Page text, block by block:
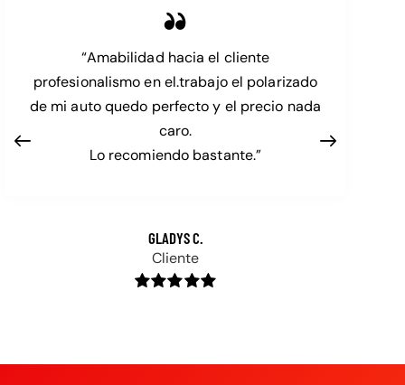
“Amabilidad hacia el cliente
profesionalismo en el.trabajo el polarizado
de mi auto quedo perfecto y el precio nada
caro.
Lo recomiendo bastante.”
GLADYS C.
Cliente